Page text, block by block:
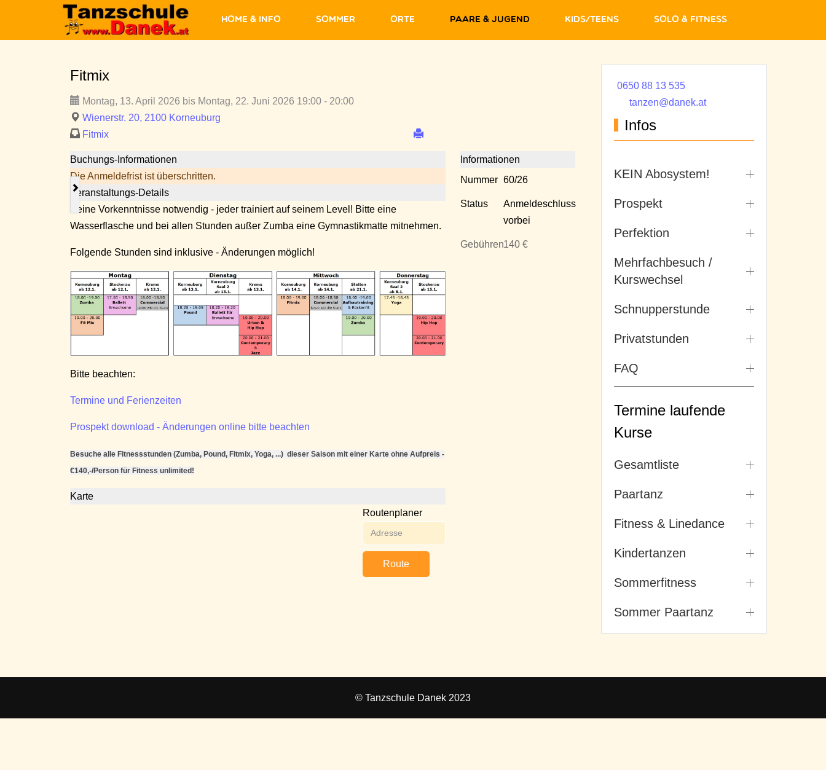
Home & Info Sommer Orte Paare & Jugend Kids/Teens Solo & Fitness
Fitmix
Montag, 13. April 2026 bis Montag, 22. Juni 2026 19:00 - 20:00
Wienerstr. 20, 2100 Korneuburg
Fitmix
Buchungs-Informationen
Die Anmeldefrist ist überschritten.
Veranstaltungs-Details
Keine Vorkenntnisse notwendig - jeder trainiert auf seinem Level! Bitte eine
Wasserflasche und bei allen Stunden außer Zumba eine Gymnastikmatte mitnehmen.
Folgende Stunden sind inklusive - Änderungen möglich!
Bitte beachten:
Termine und Ferienzeiten
Prospekt download - Änderungen online bitte beachten
Besuche alle Fitnessstunden (Zumba, Pound, Fitmix, Yoga, ...) dieser Saison mit einer Karte ohne Aufpreis -
€140,-/Person für Fitness unlimited!
Karte
Routenplaner
Route
Informationen
Nummer 60/26
Status
Anmeldeschluss
vorbei
Gebühren140 €
0650 88 13 535
tanzen@danek.at
Infos
KEIN Abosystem!
Prospekt
Perfektion
Mehrfachbesuch /
Kurswechsel
Schnupperstunde
Privatstunden
FAQ
Termine laufende
Kurse
Gesamtliste
Paartanz
Fitness & Linedance
Kindertanzen
Sommerfitness
Sommer Paartanz
© Tanzschule Danek 2023